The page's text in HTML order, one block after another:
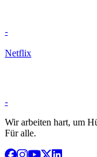
-
Netflix
-
Wir arbeiten hart, um
Für alle.